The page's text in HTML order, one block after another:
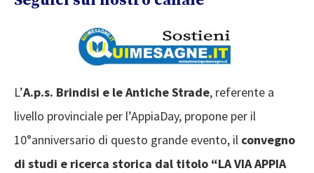
L’A.p.s. Brindisi e le Antiche Strade, referente a
livello provinciale per l’AppiaDay, propone per il
10°anniversario di questo grande evento, il convegno
di studi e ricerca storica dal titolo “LA VIA APPIA